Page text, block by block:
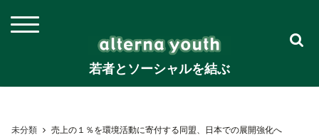
若者とソーシャルを結ぶ
未分類 売上の１％を環境活動に寄付する同盟、日本での展開強化へ